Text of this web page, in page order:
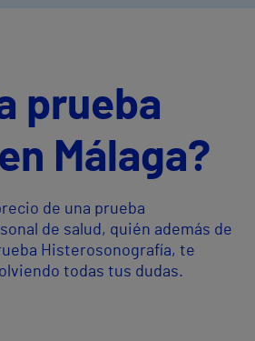
prueba
Málaga?
de una prueba
de salud, quién además de
Histerosonografía, te
todas tus dudas.